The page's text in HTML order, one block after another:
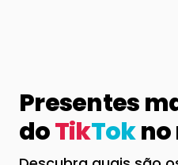
Presentes
doTikTokno